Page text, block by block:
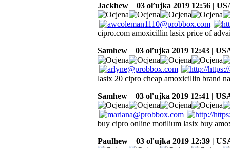
Jackhew
03 oľujka 2019 12:56 |
cipro.com amoxicillin lasix price of
Samhew
03 oľujka 2019 12:43 |
lasix 20 cipro cheap amoxicillin brand
Samhew
03 oľujka 2019 12:41 |
buy cipro online motilium lasix buy
Paulhew
03 oľujka 2019 12:39 |